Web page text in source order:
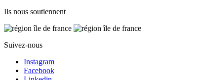
Ils nous soutiennent
Suivez-nous
Instagram
Facebook